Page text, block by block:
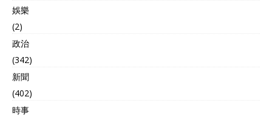
娛樂
(2)
政治
(342)
新聞
(402)
時事